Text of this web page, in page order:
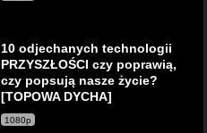
10 odjechanych technologii
PRZYSZŁOŚCI czy poprawią,
czy popsują nasze życie?
[TOPOWA DYCHA]
1080p